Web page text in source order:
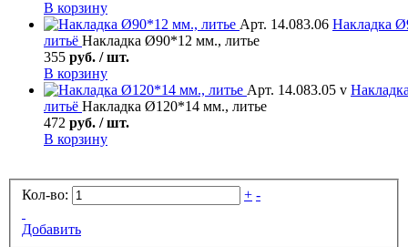
В корзину
Арт. 14.083.06 Накладка
литьё Накладка Ø90*12 мм., литье
355 руб. / шт.
В корзину
Арт. 14.083.05 v
литьё Накладка Ø120*14 мм., литье
472 руб. / шт.
В корзину
Кол-во: + -
Добавить